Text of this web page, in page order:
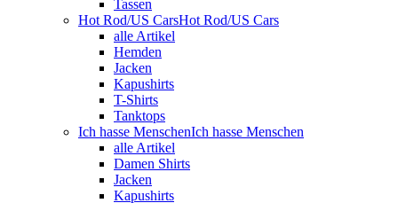
Tassen
Hot Rod/US CarsHot Rod/US Cars
alle Artikel
Hemden
Jacken
Kapushirts
T-Shirts
Tanktops
Ich hasse MenschenIch hasse Menschen
alle Artikel
Damen Shirts
Jacken
Kapushirts